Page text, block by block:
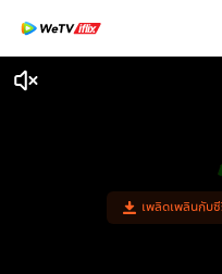
เพลิดเพลินกับ